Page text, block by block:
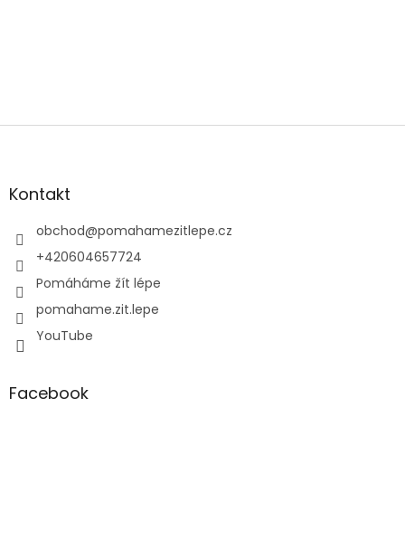
Z
aKontakt
obchod@pomahamezitlepe.cz
+420604657724
Pomáháme žít lépe
pomahame.zit.lepe
YouTube
Facebook